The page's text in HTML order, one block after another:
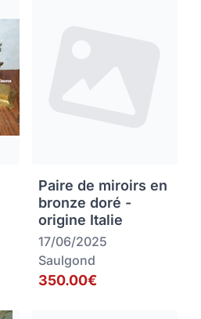
Paire de miroirs en
bronze doré -
origine Italie
17/06/2025
Saulgond
350.00€